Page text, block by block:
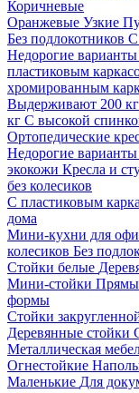
Коричневые
Оранжевые Узкие
Без подлокотников С
Недорогие варианты
пластиковым
хромированным
Выдерживают 200 кг
кг С высокой
Ортопедические
Недорогие варианты
экокожи Кресла и
без колесиков
С пластиковым
дома
Мини-кухни для
колесиков Без
Стойки белые
Мини-стойки
формы
Стойки
Деревянные стойки
Металлическая
Огнестойкие
Маленькие Для